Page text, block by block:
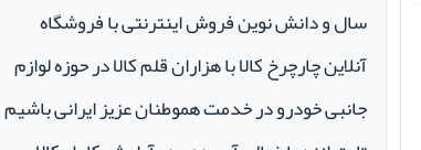
سال و دانش نوین فروش اینترنتی با فروشگاه
آنلاین چارچرخ کالا با هزاران قلم کالا در حوزه لوازم
جانبی خودرو در خدمت هموطنان عزیز ایرانی باشیم